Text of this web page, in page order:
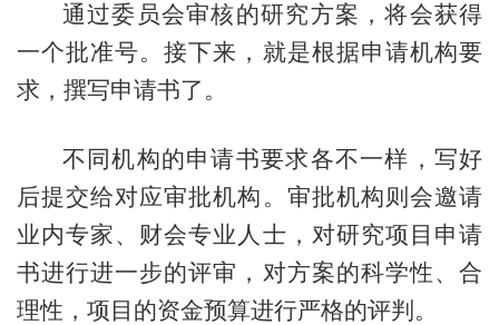
通过委员会审核的研究方案，将会获得
一个批准号。接下来，就是根据申请机构要
求，撰写申请书了。
不同机构的申请书要求各不一样，写好
后提交给对应审批机构。审批机构则会邀请
业内专家、财会专业人士，对研究项目申请
书进行进一步的评审，对方案的科学性、合
理性，项目的资金预算进行严格的评判。